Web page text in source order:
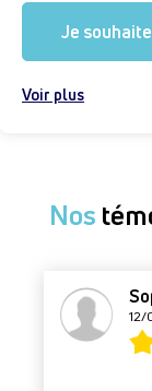
Je
Voir plus
Nos
12/